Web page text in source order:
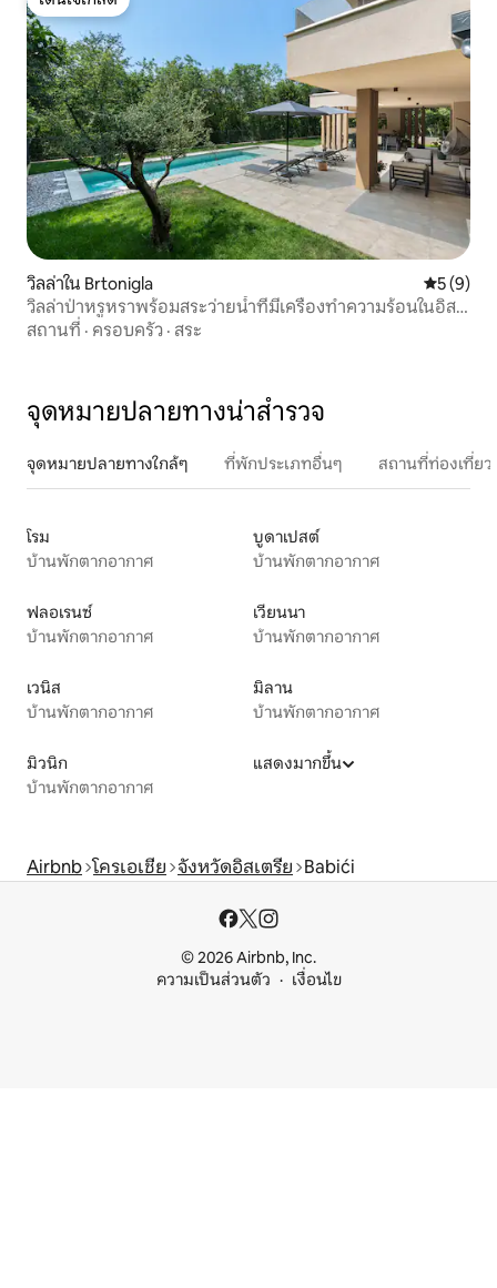
โดนใจเกสต์
วิลล่าใน Brtonigla คะแนนเฉ
5 (9)
วิลล่าป่าหรูหราพร้อมสระว่ายน้ำที่มีเครื่องทำความร้อนในอิส
เตรีย
สถานที่ · ครอบครัว · สระ
จุดหมายปลายทางน่าสำรวจ
จุดหมายปลายทางใกล้ๆ ที่พักประเภทอื่นๆ สถานที่ท่องเที่ย
โรม
บ้านพักตากอากาศ
บูดาเปสต์
บ้านพักตากอากาศ
ฟลอเรนซ์
บ้านพักตากอากาศ
เวียนนา
บ้านพักตากอากาศ
เวนิส
บ้านพักตากอากาศ
มิลาน
บ้านพักตากอากาศ
มิวนิก
บ้านพักตากอากาศ
แสดงมากขึ้น
Airbnb โครเอเชีย จังหวัดอิสเตรีย Babići
© 2026 Airbnb, Inc.
ความเป็นส่วนตัว
เงื่อนไข